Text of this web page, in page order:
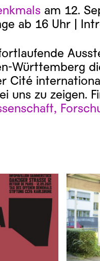
am 12.
ab 16 Uhr |
Württemberg
Cité
uns zu zeigen.